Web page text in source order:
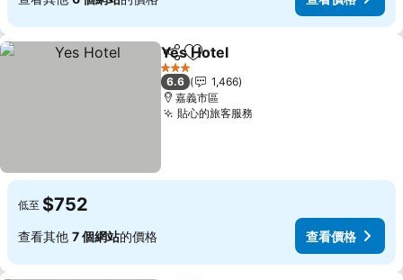
分享 加入我的最愛
Yes Hotel
3 星級
6.6
1,466
嘉義市區
貼心的旅客服務
低至 $752
查看其他 7 個網站的價格 查看價格